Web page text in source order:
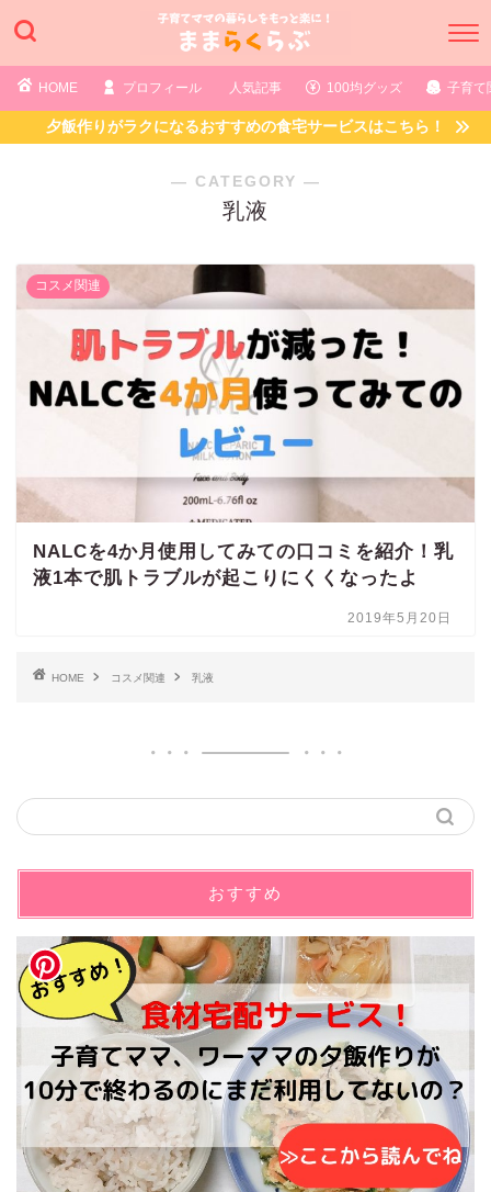
HOME プロフィール 人気記事 100均グッズ 子育て
夕飯作りがラクになるおすすめの食宅サービスはこちら！
― CATEGORY ―
乳液
コスメ関連
NALCを4か月使用してみての口コミを紹介！乳
液1本で肌トラブルが起こりにくくなったよ
2019年5月20日
HOME コスメ関連 乳液
おすすめ